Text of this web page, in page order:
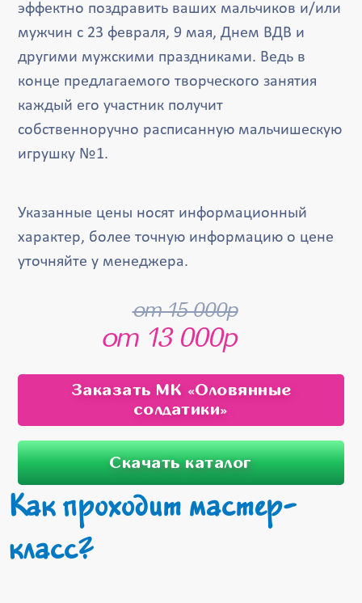
эффектно поздравить ваших мальчиков и/или
мужчин с 23 февраля, 9 мая, Днем ВДВ и
другими мужскими праздниками. Ведь в
конце предлагаемого творческого занятия
каждый его участник получит
собственноручно расписанную мальчишескую
игрушку №1.
Указанные цены носят информационный
характер, более точную информацию о цене
уточняйте у менеджера.
от 15 000р
от 13 000р
Заказать МК «Оловянные
солдатики»
Скачать каталог
Как проходит мастер-
класс?